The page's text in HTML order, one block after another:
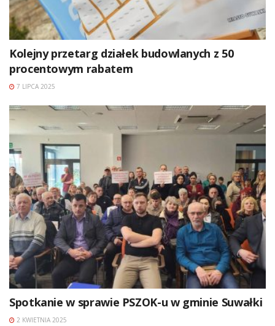
Kolejny przetarg działek budowlanych z 50
procentowym rabatem
7 LIPCA 2025
Spotkanie w sprawie PSZOK-u w gminie Suwałki
2 KWIETNIA 2025